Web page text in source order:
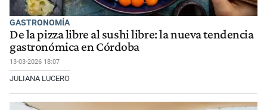
GASTRONOMÍA
De la pizza libre al sushi libre: la nueva tendencia
gastronómica en Córdoba
13-03-2026 18:07
JULIANA LUCERO